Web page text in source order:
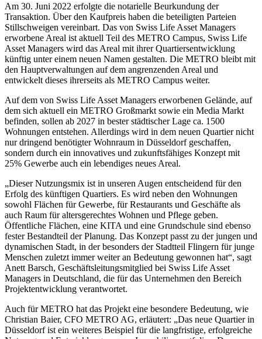
Am 30. Juni 2022 erfolgte die notarielle Beurkundung der
Transaktion. Über den Kaufpreis haben die beteiligten Parteien
Stillschweigen vereinbart. Das von Swiss Life Asset Managers
erworbene Areal ist aktuell Teil des METRO Campus, Swiss Life
Asset Managers wird das Areal mit ihrer Quartiersentwicklung
künftig unter einem neuen Namen gestalten. Die METRO bleibt mit
den Hauptverwaltungen auf dem angrenzenden Areal und
entwickelt dieses ihrerseits als METRO Campus weiter.
Auf dem von Swiss Life Asset Managers erworbenen Gelände, auf
dem sich aktuell ein METRO Großmarkt sowie ein Media Markt
befinden, sollen ab 2027 in bester städtischer Lage ca. 1500
Wohnungen entstehen. Allerdings wird in dem neuen Quartier nicht
nur dringend benötigter Wohnraum in Düsseldorf geschaffen,
sondern durch ein innovatives und zukunftsfähiges Konzept mit
25% Gewerbe auch ein lebendiges neues Areal.
„Dieser Nutzungsmix ist in unseren Augen entscheidend für den
Erfolg des künftigen Quartiers. Es wird neben den Wohnungen
sowohl Flächen für Gewerbe, für Restaurants und Geschäfte als
auch Raum für altersgerechtes Wohnen und Pflege geben.
Öffentliche Flächen, eine KITA und eine Grundschule sind ebenso
fester Bestandteil der Planung. Das Konzept passt zu der jungen und
dynamischen Stadt, in der besonders der Stadtteil Flingern für junge
Menschen zuletzt immer weiter an Bedeutung gewonnen hat“, sagt
Anett Barsch, Geschäftsleitungsmitglied bei Swiss Life Asset
Managers in Deutschland, die für das Unternehmen den Bereich
Projektentwicklung verantwortet.
Auch für METRO hat das Projekt eine besondere Bedeutung, wie
Christian Baier, CFO METRO AG, erläutert: „Das neue Quartier in
Düsseldorf ist ein weiteres Beispiel für die langfristige, erfolgreiche